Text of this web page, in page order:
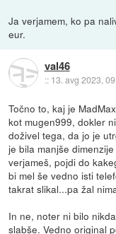
Ja verjamem, ko pa
eur.
val46
:: 13. avg 2023,
Točno to, kaj je
kot mugen999, dokler
doživel tega, da jo je
je bila manjše
verjameš, pojdi do
bi mel še vedno isti
takrat slikal...pa žal
In ne, noter ni bilo
slabše. Vedno original